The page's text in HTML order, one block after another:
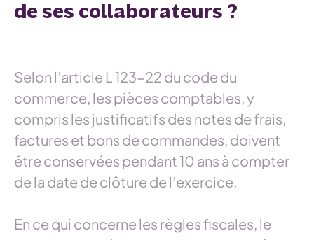
de ses collaborateurs ?
Selon l’article L 123-22 du code du
commerce, les pièces comptables, y
compris les justificatifs des notes de frais,
factures et bons de commandes, doivent
être conservées pendant 10 ans à compter
de la date de clôture de l’exercice.
En ce qui concerne les règles fiscales, le